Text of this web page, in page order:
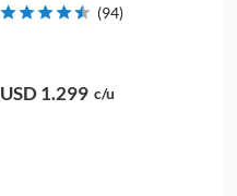
(94)
USD 1.299 c/u